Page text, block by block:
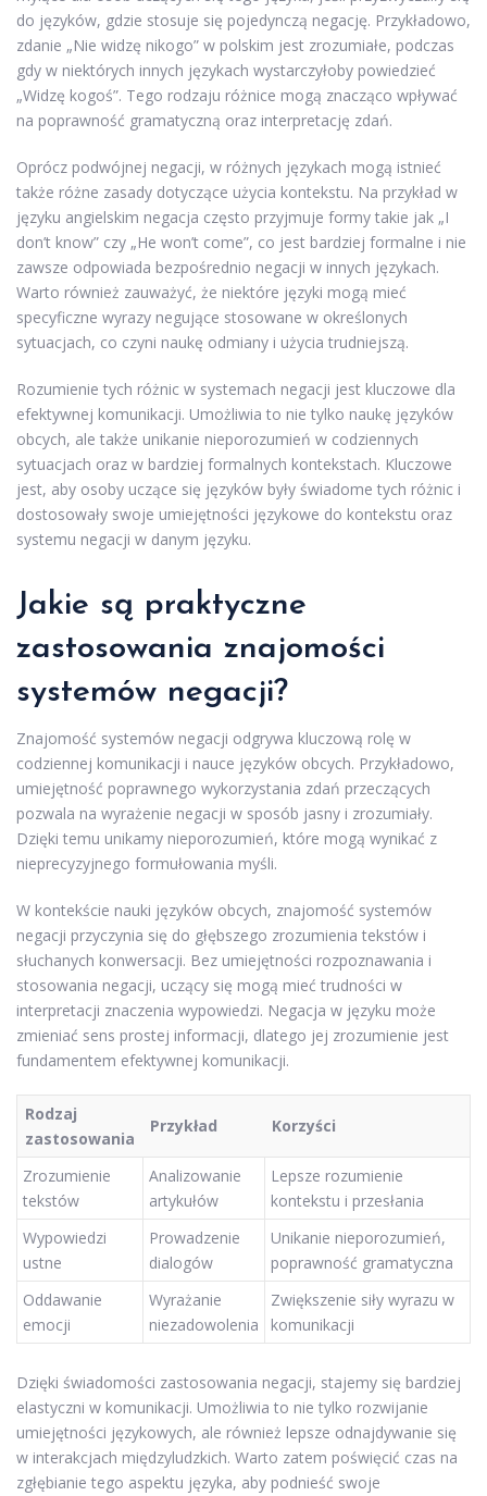
do języków, gdzie stosuje się pojedynczą negację. Przykładowo,
zdanie „Nie widzę nikogo” w polskim jest zrozumiałe, podczas
gdy w niektórych innych językach wystarczyłoby powiedzieć
„Widzę kogoś”. Tego rodzaju różnice mogą znacząco wpływać
na poprawność gramatyczną oraz interpretację zdań.
Oprócz podwójnej negacji, w różnych językach mogą istnieć
także różne zasady dotyczące użycia kontekstu. Na przykład w
języku angielskim negacja często przyjmuje formy takie jak „I
don’t know” czy „He won’t come”, co jest bardziej formalne i nie
zawsze odpowiada bezpośrednio negacji w innych językach.
Warto również zauważyć, że niektóre języki mogą mieć
specyficzne wyrazy negujące stosowane w określonych
sytuacjach, co czyni naukę odmiany i użycia trudniejszą.
Rozumienie tych różnic w systemach negacji jest kluczowe dla
efektywnej komunikacji. Umożliwia to nie tylko naukę języków
obcych, ale także unikanie nieporozumień w codziennych
sytuacjach oraz w bardziej formalnych kontekstach. Kluczowe
jest, aby osoby uczące się języków były świadome tych różnic i
dostosowały swoje umiejętności językowe do kontekstu oraz
systemu negacji w danym języku.
Jakie są praktyczne
zastosowania znajomości
systemów negacji?
Znajomość systemów negacji odgrywa kluczową rolę w
codziennej komunikacji i nauce języków obcych. Przykładowo,
umiejętność poprawnego wykorzystania zdań przeczących
pozwala na wyrażenie negacji w sposób jasny i zrozumiały.
Dzięki temu unikamy nieporozumień, które mogą wynikać z
nieprecyzyjnego formułowania myśli.
W kontekście nauki języków obcych, znajomość systemów
negacji przyczynia się do głębszego zrozumienia tekstów i
słuchanych konwersacji. Bez umiejętności rozpoznawania i
stosowania negacji, uczący się mogą mieć trudności w
interpretacji znaczenia wypowiedzi. Negacja w języku może
zmieniać sens prostej informacji, dlatego jej zrozumienie jest
fundamentem efektywnej komunikacji.
Rodzaj
zastosowania
Przykład Korzyści
Zrozumienie
tekstów
Analizowanie
artykułów
Lepsze rozumienie
kontekstu i przesłania
Wypowiedzi
ustne
Prowadzenie
dialogów
Unikanie nieporozumień,
poprawność gramatyczna
Oddawanie
emocji
Wyrażanie
niezadowolenia
Zwiększenie siły wyrazu w
komunikacji
Dzięki świadomości zastosowania negacji, stajemy się bardziej
elastyczni w komunikacji. Umożliwia to nie tylko rozwijanie
umiejętności językowych, ale również lepsze odnajdywanie się
w interakcjach międzyludzkich. Warto zatem poświęcić czas na
zgłębianie tego aspektu języka, aby podnieść swoje